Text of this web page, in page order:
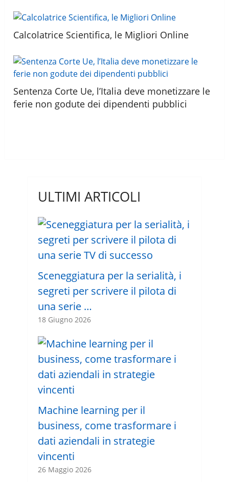
Calcolatrice Scientifica, le Migliori Online
Sentenza Corte Ue, l’Italia deve monetizzare le
ferie non godute dei dipendenti pubblici
ULTIMI ARTICOLI
Sceneggiatura per la serialità, i
segreti per scrivere il pilota di
una serie …
18 Giugno 2026
Machine learning per il
business, come trasformare i
dati aziendali in strategie
vincenti
26 Maggio 2026